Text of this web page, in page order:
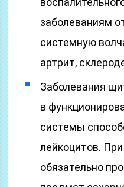
заболеваниям
системную
артрит,
Заболевания
в
системы
лейкоцитов.
обязательно